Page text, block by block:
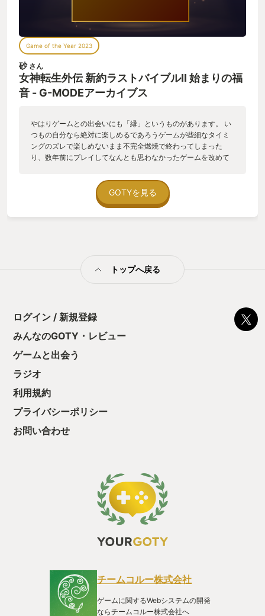
Game of the Year 2023
砂さん
女神転生外伝 新約ラストバイブルII 始まりの福
音 - G-MODEアーカイブス
やはりゲームとの出会いにも「縁」というものがあります。 い
つもの自分なら絶対に楽しめるであろうゲームが些細なタイミ
ングのズレで楽しめないまま不完全燃焼で終わってしまった
り、数年前にプレイしてなんとも思わなかったゲームを改めて
た、みたいな経験はありませんか？ 近年稀に見るゲームの大
作・傑作ラッシュになった2023年、私の心に一番深く刺さった
のは15年前に携帯電話用（スマートフォンじゃないよ！）の
携帯電話で展開された新約ラストバイブルシリーズの2作目で
ムとしてはかなりシステムが親切で遊びやすく、適度に寄り道
が、コンパクトな昔ながらのRPGを遊びたい気分の人にはちょ
うど良い大きさです。 そしてこのゲームの一番の特徴はストー
リーです。シンプルなドット絵で展開されるそのストーリーは
陰鬱そのもの。この解像度でなければとても見ていられない辛
仏教でいう「四苦八苦」がモチーフとして取り上げられてい
か」をゲーム中ずっと突きつけてくるのです。 星全体に広がる
疫病に苦しむ人たちは死の恐怖を和らげるために宗教の教えに
縋り、痛みを和らげる代わりに思考を麻痺させる薬を飲んで苦
ことすらあります。主人公達のキャラややりとりは底抜けに明
るいのですがそんなものでは中和できない暗さです。 また、ゲ
ーム終盤で現れる大いなる存在はこの星の人々を救済するため
に皆殺しにしますねみたいなことを言ってくるのですが、この
手のボスの言い分にほんの少しでも心が揺れるのは初めての体
が立て続けに起こり、継続的に心が苦しみ続けていまして、そ
くそのテーマが刺さる刺さる。 正直に言ってしまえば2023年
に遊んだゲームでこれより楽しんだゲームはたくさんありま
す。今年は本当に豊作でしたね。でも2023年私の心の一番近く
に寄り添ったゲームはこれです。ならばこのゲームが私の2023
GOTYを見る
トップへ戻る
ログイン / 新規登録
みんなのGOTY・レビュー
ゲームと出会う
ラジオ
利用規約
プライバシーポリシー
お問い合わせ
チームコルー株式会社
ゲームに関するWebシステムの開発
ならチームコルー株式会社へ